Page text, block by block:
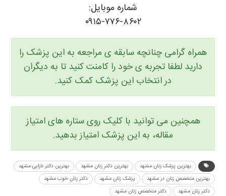
شماره موبایل:
۰۹۱۵-۷۷۶-۸۶۰۲
همراه گرامی چنانچه سابقه ی مراجعه به این پزشک را
دارید لطفا تجربه ی خود را کامنت کنید تا به دیگران
در انتخاب این پزشک کمک کنید.
همچنین می توانید با کلیک روی ستاره های امتیاز
مقاله، به این پزشک امتیاز بدهید.
بهترین پزشک زنان مشهد بهترین دکتر زنان مشهد
بهترین دکتر نازایی مشهد
بهترین متخصص زنان در مشهد
پزشک زنان مشهد
دکتر زنان خوب مشهد
دکتر زنان مشهد
دکتر متخصص زنان مشهد